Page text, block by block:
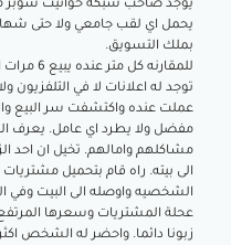
يوجد صاحب شبكة حوانيت سوبر
يحمل اي لقب جامعي ولا حتى
بملك التسويق.
للمقارنه كل
توجد له اعلانات لا في التلفزيون
عملت عنده واكتشفت سر البيع
مفضل ولا يطرد اي عامل. يعرف
مشاكلهم وامالهم. تخيل ان احد
الى بيته. راه قام بتحميل
الشخصيه واوصله الى البيت وفي
عحلة المشتريات وسعرها
زبونا دائما. واحضر له الشخص